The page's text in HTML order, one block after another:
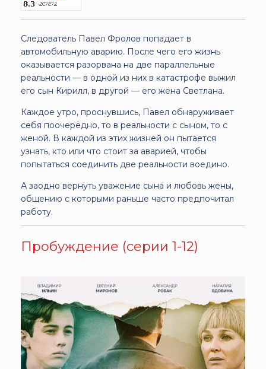
Следователь Павел Фролов попадает в
автомобильную аварию. После чего его жизнь
оказывается разорвана на две параллельные
реальности — в одной из них в катастрофе выжил
его сын Кирилл, в другой — его жена Светлана.
Каждое утро, проснувшись, Павел обнаруживает
себя поочерёдно, то в реальности с сыном, то с
женой. В каждой из этих жизней он пытается
узнать, кто или что стоит за аварией, чтобы
попытаться соединить две реальности воедино.
А заодно вернуть уважение сына и любовь жены,
общению с которыми раньше часто предпочитал
работу.
Пробуждение (серии 1-12)